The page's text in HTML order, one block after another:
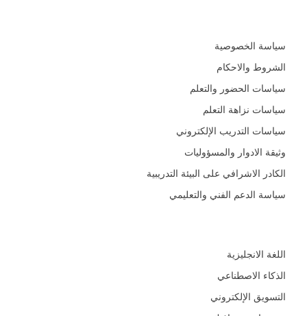
سياسة الخصوصية
الشروط والاحكام
سياسات الحضور والتعلم
سياسات نزاهة التعلم
سياسات التدريب الإلكتروني
وثيقة الادوار والمسؤوليات
الكادر الاشرافي على البيئة التدريبية
سياسة الدعم الفني والتعليمي
اللغة الانجليزية
الذكاء الاصطناعي
التسويق الإلكتروني